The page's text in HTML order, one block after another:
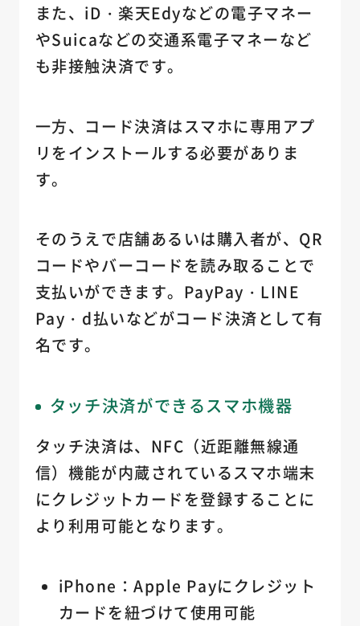
また、iD・楽天Edyなどの電子マネー
やSuicaなどの交通系電子マネーなど
も非接触決済です。
一方、コード決済はスマホに専用アプ
リをインストールする必要がありま
す。
そのうえで店舗あるいは購入者が、QR
コードやバーコードを読み取ることで
支払いができます。PayPay・LINE
Pay・d払いなどがコード決済として有
名です。
タッチ決済ができるスマホ機器
タッチ決済は、NFC（近距離無線通
信）機能が内蔵されているスマホ端末
にクレジットカードを登録することに
より利用可能となります。
iPhone：Apple Payにクレジット
カードを紐づけて使用可能